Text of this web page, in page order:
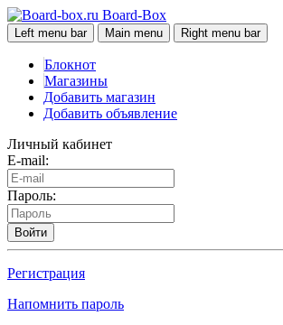
Board-Box
Left menu bar Main menu Right menu bar
Блокнот
Магазины
Добавить магазин
Добавить объявление
Личный кабинет
E-mail:
Пароль:
Войти
Регистрация
Напомнить пароль